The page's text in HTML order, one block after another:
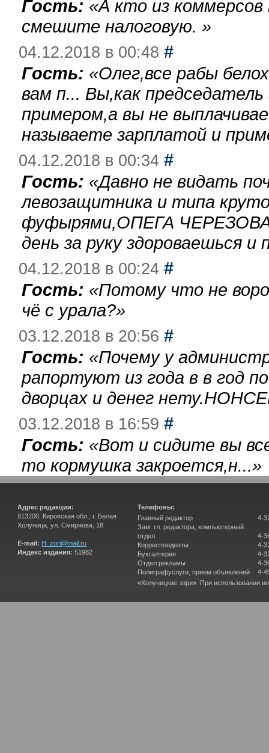
Гость: «А кто из
смешите налоговую. »
04.12.2018 в 00:48 #
Гость: «Олег,все рабы
вам п... Вы,как
примером,а вы не
называете зарплатой и
04.12.2018 в 00:34 #
Гость: «Давно не видать
левозащитника и типа
фуфырями,ОПЕГА
день за руку здороваешься
04.12.2018 в 00:24 #
Гость: «Потому что не
чё с урала?»
03.12.2018 в 20:56 #
Гость: «Почему у
рапортуют из года в в год
дворцах и денег
03.12.2018 в 16:59 #
Гость: «Вот и сидите вы
то кормушка закроется,н...»
Адрес редакции:
613200, Кировская обл., г. Белая
Холуница, ул. Смирнова, 18
E-mail: H_zori@mail.ru
Индекс издания: 51982
Телефоны:
Главный редактор
Зам. гл. редактора, компьютерный
отдел
Корреспонденты
Бухгалтерия
Отдел рекламы
Полиграфуслуги, прием объявлений
4-
4-
4-
4-
4-
4-
«Холуницкие зори». При использовании